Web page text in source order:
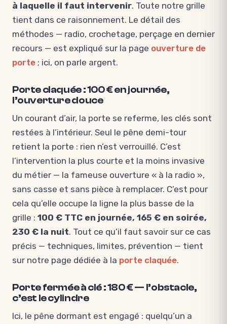
à laquelle il faut intervenir. Toute notre grille
tient dans ce raisonnement. Le détail des
méthodes — radio, crochetage, perçage en dernier
recours — est expliqué sur la page ouverture de
porte ; ici, on parle argent.
Porte claquée : 100 € en journée,
l’ouverture douce
Un courant d’air, la porte se referme, les clés sont
restées à l’intérieur. Seul le pêne demi-tour
retient la porte : rien n’est verrouillé. C’est
l’intervention la plus courte et la moins invasive
du métier — la fameuse ouverture « à la radio »,
sans casse et sans pièce à remplacer. C’est pour
cela qu’elle occupe la ligne la plus basse de la
grille : 100 € TTC en journée, 165 € en soirée,
230 € la nuit. Tout ce qu’il faut savoir sur ce cas
précis — techniques, limites, prévention — tient
sur notre page dédiée à la porte claquée.
Porte fermée à clé : 180 € — l’obstacle,
c’est le cylindre
Ici, le pêne dormant est engagé : quelqu’un a